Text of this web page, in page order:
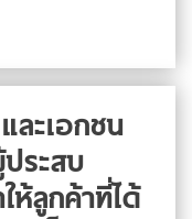
ละเอกชน
ระสบ
ห้ลูกค้าที่ได้